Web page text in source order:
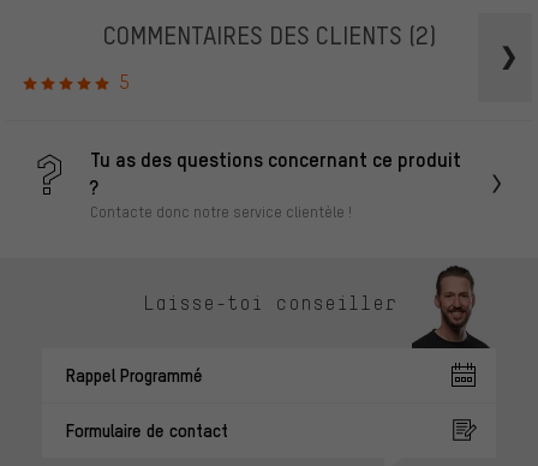
COMMENTAIRES DES CLIENTS (2)
5
Tu as des questions concernant ce produit
?
Contacte donc notre service clientèle !
Laisse-toi conseiller
Rappel Programmé
Formulaire de contact